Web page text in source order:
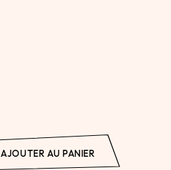
AJOUTER AU PANIER